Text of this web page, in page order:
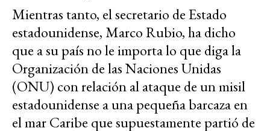
Mientras tanto, el secretario de Estado
estadounidense, Marco Rubio, ha dicho
que a su país no le importa lo que diga la
Organización de las Naciones Unidas
(ONU) con relación al ataque de un misil
estadounidense a una pequeña barcaza en
el mar Caribe que supuestamente partió de